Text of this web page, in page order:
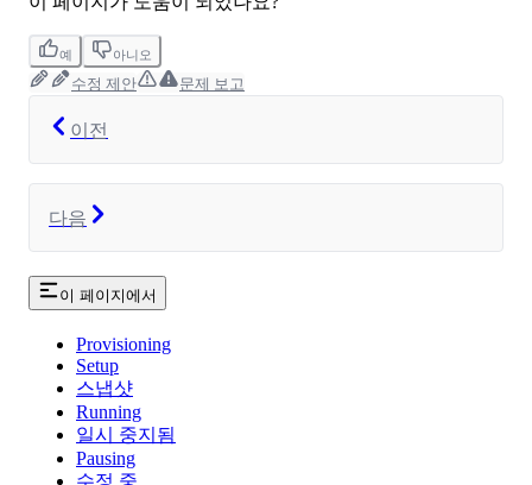
예 아니오
수정 제안 문제 보고
이전
다음
이 페이지에서
Provisioning
Setup
스냅샷
Running
일시 중지됨
Pausing
수정 중